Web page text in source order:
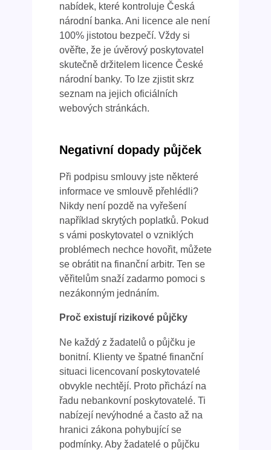
nabídek, které kontroluje Česká
národní banka. Ani licence ale není
100% jistotou bezpečí. Vždy si
ověřte, že je úvěrový poskytovatel
skutečně držitelem licence České
národní banky. To lze zjistit skrz
seznam na jejich oficiálních
webových stránkách.
Negativní dopady půjček
Při podpisu smlouvy jste některé
informace ve smlouvě přehlédli?
Nikdy není pozdě na vyřešení
například skrytých poplatků. Pokud
s vámi poskytovatel o vzniklých
problémech nechce hovořit, můžete
se obrátit na finanční arbitr. Ten se
věřitelům snaží zadarmo pomoci s
nezákonným jednáním.
Proč existují rizikové půjčky
Ne každý z žadatelů o půjčku je
bonitní. Klienty ve špatné finanční
situaci licencovaní poskytovatelé
obvykle nechtějí. Proto přichází na
řadu nebankovní poskytovatelé. Ti
nabízejí nevýhodné a často až na
hranici zákona pohybující se
podmínky. Aby žadatelé o půjčku